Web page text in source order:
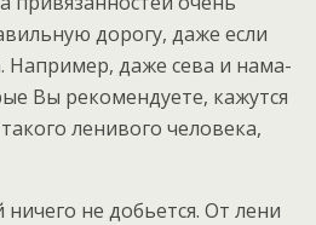
дорогу, даже если
Например, даже сева и нама-
Вы рекомендуете, кажутся
ленивого человека,
не добьется. От лени